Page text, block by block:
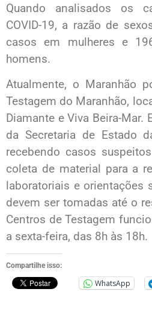
Quando analisados os
COVID-19, a razão de
casos em mulheres e
homens.
Atualmente, o Maranhão
Testagem do Maranhão,
Diamante e Viva Beira-Mar.
da Secretaria de Estado
recebendo casos
coleta de material para a
laboratoriais e orientações
devem ser tomadas até o
Centros de Testagem
a sexta-feira, das 8h às 18h.
Compartilhe isso:
WhatsApp